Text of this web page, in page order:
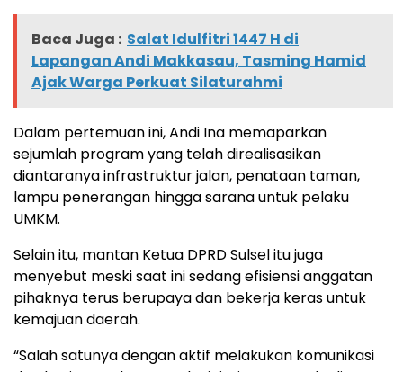
Baca Juga : Salat Idulfitri 1447 H di
Lapangan Andi Makkasau, Tasming Hamid
Ajak Warga Perkuat Silaturahmi
Dalam pertemuan ini, Andi Ina memaparkan
sejumlah program yang telah direalisasikan
diantaranya infrastruktur jalan, penataan taman,
lampu penerangan hingga sarana untuk pelaku
UMKM.
Selain itu, mantan Ketua DPRD Sulsel itu juga
menyebut meski saat ini sedang efisiensi anggatan
pihaknya terus berupaya dan bekerja keras untuk
kemajuan daerah.
“Salah satunya dengan aktif melakukan komunikasi